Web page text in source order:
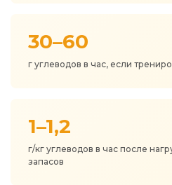
30–60
г углеводов в час, если
1–1,2
г/кг углеводов в час после
запасов